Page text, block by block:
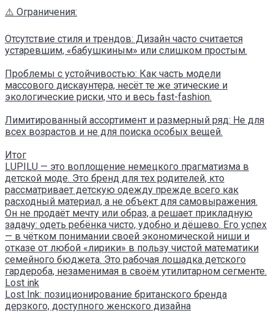
⚠️ Ограничения:
Отсутствие стиля и трендов: Дизайн часто считается
устаревшим, «бабушкиным» или слишком простым.
Проблемы с устойчивостью: Как часть модели
массового дискаунтера, несёт те же этические и
экологические риски, что и весь fast-fashion.
Лимитированный ассортимент и размерный ряд: Не для
всех возрастов и не для поиска особых вещей.
Итог
LUPILU — это воплощение немецкого прагматизма в
детской моде. Это бренд для тех родителей, кто
рассматривает детскую одежду прежде всего как
расходный материал, а не объект для самовыражения.
Он не продаёт мечту или образ, а решает прикладную
задачу: одеть ребёнка чисто, удобно и дёшево. Его успех
— в чётком понимании своей экономической ниши и
отказе от любой «лирики» в пользу чистой математики
семейного бюджета. Это рабочая лошадка детского
гардероба, незаменимая в своём утилитарном сегменте.
Lost ink
Lost Ink: позиционирование британского бренда
дерзкого, доступного женского дизайна